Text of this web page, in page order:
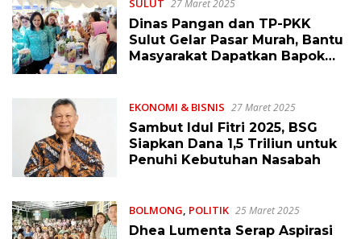
SULUT 27 Maret 2025
Dinas Pangan dan TP-PKK
Sulut Gelar Pasar Murah, Bantu
Masyarakat Dapatkan Bapok
EKONOMI & BISNIS 27 Maret 2025
Sambut Idul Fitri 2025, BSG
Siapkan Dana 1,5 Triliun untuk
Penuhi Kebutuhan Nasabah
BOLMONG, POLITIK 25 Maret 2025
Dhea Lumenta Serap Aspirasi